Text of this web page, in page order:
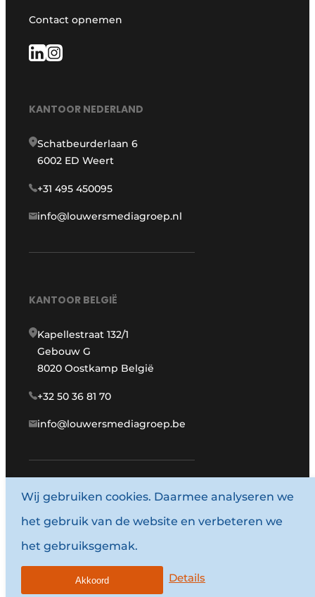
Contact opnemen
KANTOOR NEDERLAND
Schatbeurderlaan 6
6002 ED Weert
+31 495 450095
info@louwersmediagroep.nl
KANTOOR BELGIË
Kapellestraat 132/1
Gebouw G
8020 Oostkamp België
+32 50 36 81 70
info@louwersmediagroep.be
www.louwersmediagroep.com
© 1987 - 2026 Louwersmediagroep.
Algemene voorwaarden
Wij gebruiken cookies. Daarmee analyseren we
het gebruik van de website en verbeteren we
het gebruiksgemak.
Details
Akkoord